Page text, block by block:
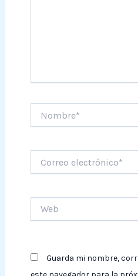
electrónico*
Guarda mi nombre,